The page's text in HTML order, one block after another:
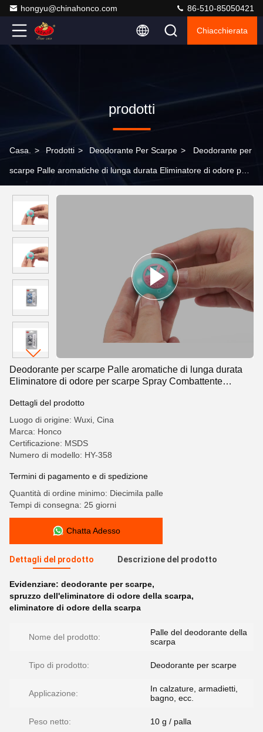
hongyu@chinahonco.com 86-510-85050421
Chiacchierata
prodotti
Casa. > Prodotti > Deodorante Per Scarpe > Deodorante per
scarpe Palle aromatiche di lunga durata Eliminatore di odore per
Deodorante per scarpe Palle aromatiche di lunga durata
Eliminatore di odore per scarpe Spray Combattente
Dettagli del prodotto
Luogo di origine: Wuxi, Cina
Marca: Honco
Certificazione: MSDS
Numero di modello: HY-358
Termini di pagamento e di spedizione
Quantità di ordine minimo: Diecimila palle
Tempi di consegna: 25 giorni
Chatta Adesso
Dettagli del prodotto Descrizione del prodotto
Evidenziare: deodorante per scarpe,
spruzzo dell'eliminatore di odore della scarpa,
eliminatore di odore della scarpa
Nome del prodotto:
Palle del deodorante della
scarpa
Tipo di prodotto: Deodorante per scarpe
Applicazione:
In calzature, armadietti,
bagno, ecc.
Peso netto: 10 g / palla